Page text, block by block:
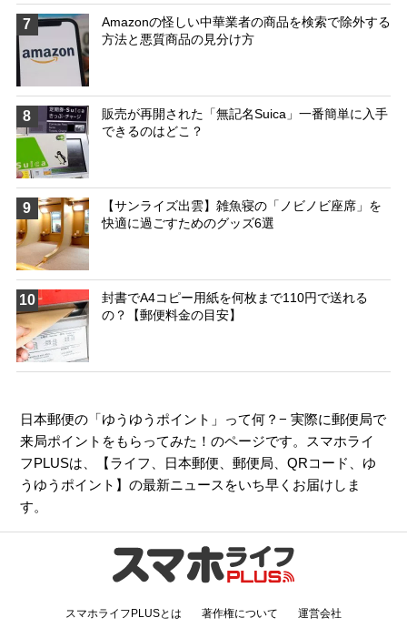
7
Amazonの怪しい中華業者の商品を検索で除外する
方法と悪質商品の見分け方
8
販売が再開された「無記名Suica」一番簡単に入手
できるのはどこ？
9
【サンライズ出雲】雑魚寝の「ノビノビ座席」を
快適に過ごすためのグッズ6選
10
封書でA4コピー用紙を何枚まで110円で送れる
の？【郵便料金の目安】
日本郵便の「ゆうゆうポイント」って何？− 実際に郵便局で
来局ポイントをもらってみた！のページです。スマホライ
フPLUSは、【ライフ 日本郵便 、郵便局 、QRコード
ゆ
うゆうポイント 】の最新ニュースをいち早くお届けしま
す。
スマホライフPLUSとは 著作権について 運営会社